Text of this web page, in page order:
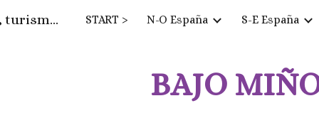
Skip to main content
Planea tu ruta en bici: mapas, turismo, fotos, camper, el tiempo... START > N-O España S-E España
BAJO